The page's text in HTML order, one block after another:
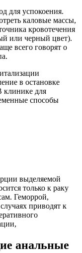
для успокоения.
каловые массы,
кровотечения
или черный цвет).
всего говорят о
в остановке
клинике для
способы
выделяемой
только к раку
Геморрой,
приводят к
анальные